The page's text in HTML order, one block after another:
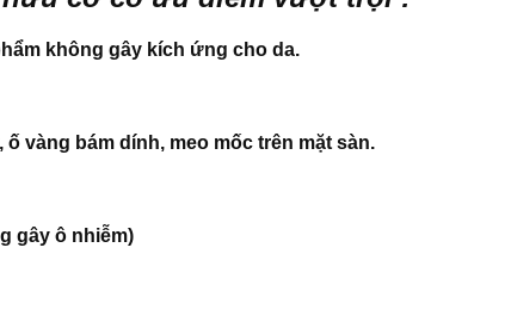
không gây kích ứng cho da.
vàng bám dính, meo mốc trên mặt sàn.
gây ô nhiễm)